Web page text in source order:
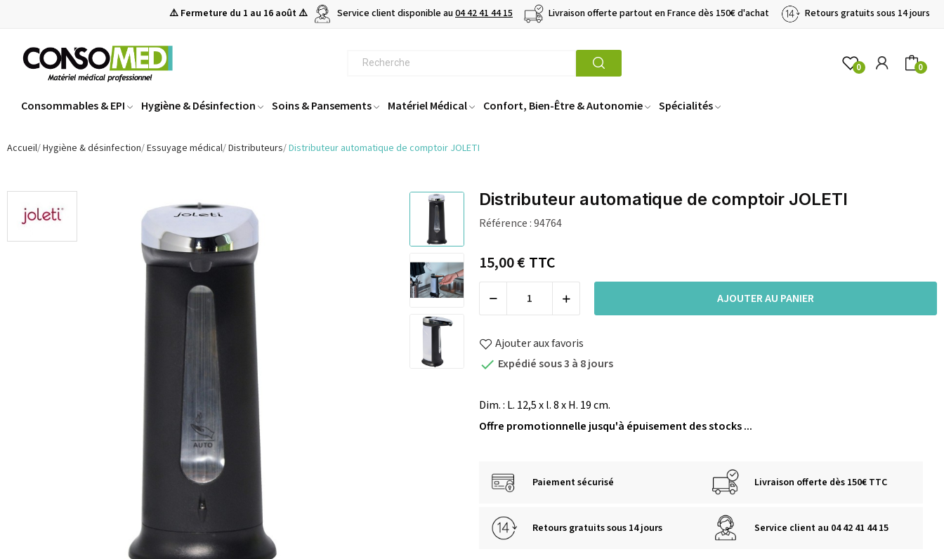
⚠️ Fermeture du 1 au 16 août ⚠️ Service client disponible au04 42 41 44 15 Livraison offerte partout en France dès 150€ d'achat Retours gratuits sous 14 jours
0 0
Consommables & EPI Hygiène & Désinfection Soins & Pansements Matériel Médical Confort, Bien-Être & Autonomie Spécialités
Accueil Hygiène & désinfection Essuyage médical Distributeurs Distributeur automatique de comptoir JOLETI
Distributeur automatique de comptoir JOLETI
Référence :94764
15,00 €TTC
AJOUTER AU PANIER
Ajouter aux favoris
 Expédié sous 3 à 8 jours
Dim. : L. 12,5 x l. 8 x H. 19 cm.
Offre promotionnelle jusqu'à épuisement des stocks ...
Paiement sécurisé Livraison offerte dès 150€ TTC
Retours gratuits sous 14 jours Service client au 04 42 41 44 15